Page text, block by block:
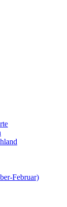
Februar)